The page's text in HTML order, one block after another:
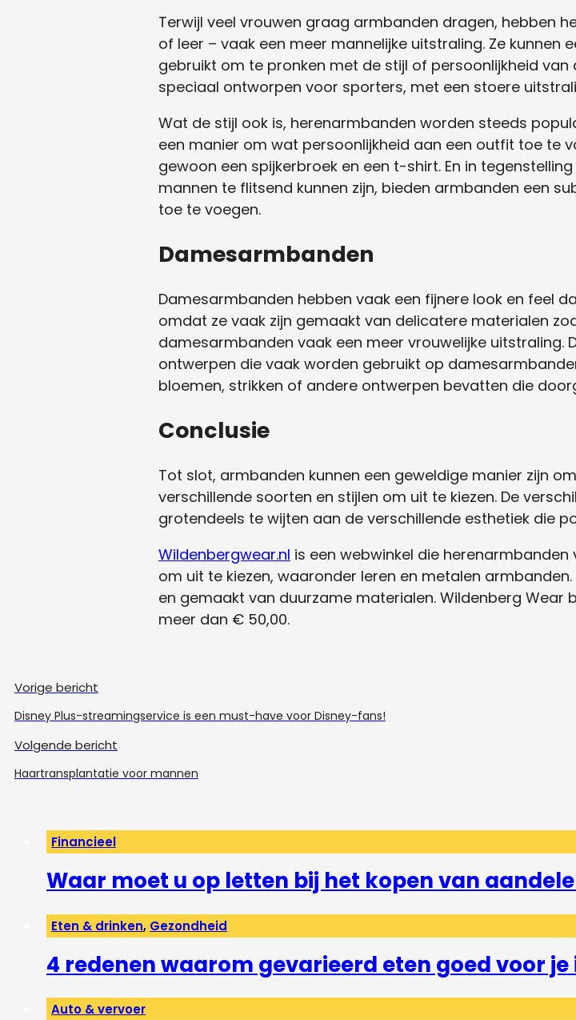
Terwijl veel vrouwen graag armbanden dragen, hebben
of leer – vaak een meer mannelijke uitstraling. Ze kunnen
gebruikt om te pronken met de stijl of persoonlijkheid
speciaal ontworpen voor sporters, met een stoere
Wat de stijl ook is, herenarmbanden worden steeds
een manier om wat persoonlijkheid aan een outfit toe te
gewoon een spijkerbroek en een t-shirt. En in
mannen te flitsend kunnen zijn, bieden armbanden een
toe te voegen.
Damesarmbanden
Damesarmbanden hebben vaak een fijnere look en feel
omdat ze vaak zijn gemaakt van delicatere materialen
damesarmbanden vaak een meer vrouwelijke uitstraling.
ontwerpen die vaak worden gebruikt op
bloemen, strikken of andere ontwerpen bevatten die
Conclusie
Tot slot, armbanden kunnen een geweldige manier zijn
verschillende soorten en stijlen om uit te kiezen. De
grotendeels te wijten aan de verschillende esthetiek die
Wildenbergwear.nl is een webwinkel die
om uit te kiezen, waaronder leren en metalen
en gemaakt van duurzame materialen. Wildenberg Wear
meer dan € 50,00.
Vorige bericht
Disney Plus-streamingservice is een must-have voor Disney-fans!
Volgende bericht
Haartransplantatie voor mannen
Financieel
Waar moet u op letten bij het kopen van
Eten & drinken, Gezondheid
4 redenen waarom gevarieerd eten goed voor je
Auto & vervoer